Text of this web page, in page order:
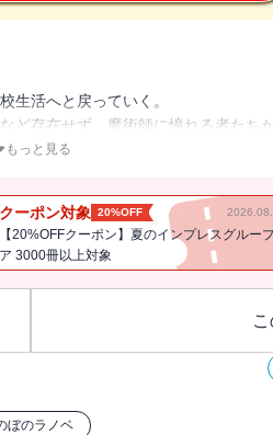
生活へと戻っていく。
ど存在せず、魔術師に憧れる者たち
が姿を現した。
で収められたものの、この一週間後
と、その後方で待機していた現代の
を襲う。
されてしまった・・・・・・。
、異世界からの侵攻をも退ける現代
もっと見る
クーポン対象 20%OFF
【20%OFFクーポン】夏のインプレスグルー
ア 3000冊以上対象
ぼのラノベ